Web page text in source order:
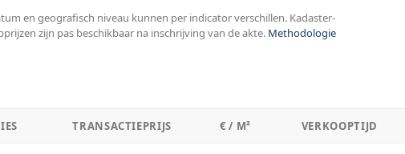
en geografisch niveau kunnen per indicator verschillen. Kadaster-
zijn pas beschikbaar na inschrijving van de akte. Methodologie
TRANSACTIEPRIJS € / M² VERKOOPTIJD